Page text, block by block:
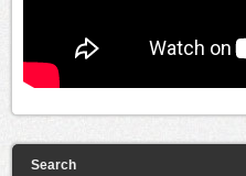
Search